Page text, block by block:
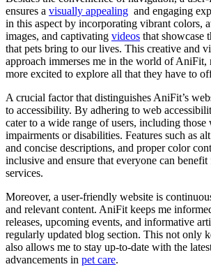
ensures a visually appealing
and engaging
in this aspect ⁢by incorporating vibrant colors,
images, and captivating videos that⁣ showcase
that pets bring to our lives. This creative and
approach immerses me in the world of AniFit,
more excited to explore all⁢ that⁢ they have to
A crucial factor that ⁤distinguishes AniFit’s
to accessibility. By adhering to web
cater to a⁣ wide range of users, including those
impairments or ‌disabilities. Features such as
and concise⁤ descriptions, and proper color
inclusive‌ and ensure ‌that everyone can
services.
Moreover, a user-friendly website is
and⁣ relevant content.‌ AniFit keeps me
⁢releases, upcoming events, and informative
regularly updated blog section. This not only
also allows me to stay ​up-to-date with the
advancements in pet care.